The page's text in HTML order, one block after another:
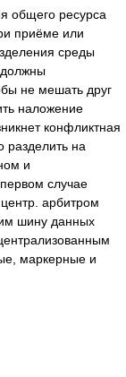
общего ресурса
приёме или
среды
должны
не мешать друг
наложение
конфликтная
на
и
случае
арбитром
шину данных
маркерные и